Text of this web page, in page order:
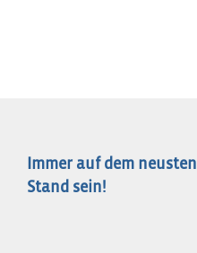
Immer auf dem neusten
Stand sein!